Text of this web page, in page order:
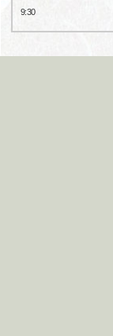
9:30